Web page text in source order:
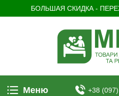
БОЛЬШАЯ СКИДКА -
Меню +38